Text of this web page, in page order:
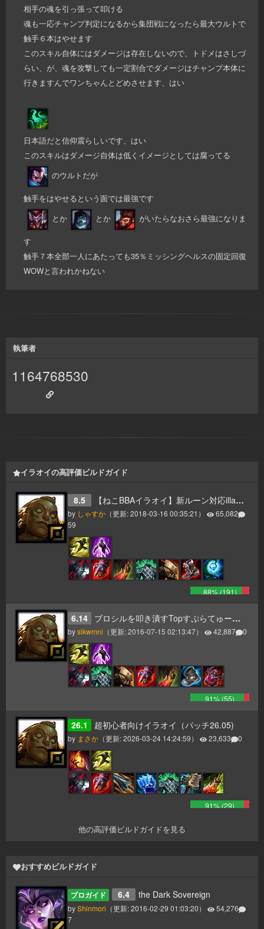
相手の魂を引っ張って叩ける
魂も一応チャンプ判定になるから集団戦になったら最大ウルトで
触手６本はやせます
このスキル自体にはダメージは存在しないので、トドメはさしづ
らい、が、魂を攻撃しても一定割合でダメージはチャンプ本体に
行きますんでワンちゃんとどめさせます、はい
日本語だと信仰震らしいです、はい
このスキルはダメージ自体は低くイメージとしては腐ってる
のウルトだが
触手をはやせるという面では最強です
とか
とか がいたらなおさら最強になりま
す
触手７本全部一人にあたっても35％ミッシングヘルスの固定回復
WOWと言われかねない
執筆者
1164768530
イラオイの高評価ビルドガイド
8.5 【ねこBBAイラオイ】新ルーン対応illaoiガイドマッチアップ別対策、レーニング、集団戦【7.22】
by しゃすか （更新:2018-03-16 00:35:21 ）
65,082
59
88% (191)
6.14 ブロシルを叩き潰すTopすぷらてゅーんおばさん
bysikwmni （更新:2016-07-15 02:13:47） 42,887 0
91% (55)
26.1 超初心者向けイラオイ（パッチ26.05)
by まさか （更新:2026-03-24 14:24:59） 23,633 0
91% (29)
他の高評価ビルドガイドを見る
おすすめビルドガイド
プロガイド 6.4 the Dark Sovereign
byShinmori （更新:2016-02-29 01:03:20）
54,276
7